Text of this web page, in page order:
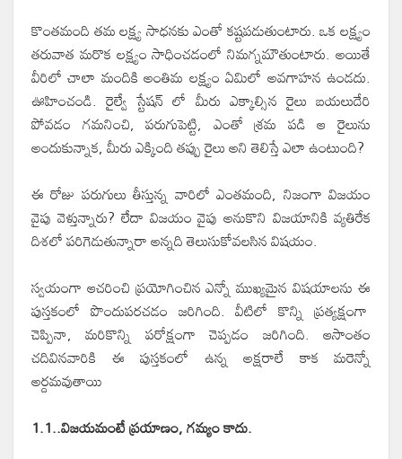
కొంతమంది తమ లక్ష్య సాధనకు ఎంతో కష్టపడుతుంటారు. ఒక లక్ష్యం
తరువాత మరొక లక్ష్యం సాధించడంలో నిమగ్నమౌతుంటారు. అయితే
వీరిలో చాలా మందికి అంతిమ లక్ష్యం ఏమిలో అవగాహన ఉండదు.
ఊహించండి. రైల్వే స్టేషన్ లో మీరు ఎక్కాల్సిన రైలు బయలుదేరి
పోవడం గమనించి, పరుగుపెట్టి, ఎంతో శ్రమ పడి ఆ రైలును
అందుకున్నాక, మీరు ఎక్కింది తప్పు రైలు అని తెలిస్తే ఎలా ఉంటుంది?
ఈ రోజు పరుగులు తీస్తున్న వారిలో ఎంతమంది, నిజంగా విజయం
వైపు వెళ్తున్నారు? లేదా విజయం వైపు అనుకొని విజయానికి వ్యతిరేక
దిశలో పరిగెడుతున్నారా అన్నది తెలుసుకోవలసిన విషయం.
స్వయంగా ఆచరించి ప్రయోగించిన ఎన్నో ముఖ్యమైన విషయాలను ఈ
పుస్తకంలో పొందుపరచడం జరిగింది. వీటిలో కొన్ని ప్రత్యక్షంగా
చెప్పినా, మరికొన్ని పరోక్షంగా చెప్పడం జరిగింది. ఆసాంతం
చదివినవారికి ఈ పుస్తకంలో ఉన్న అక్షరాలే కాక మరెన్నో
అర్దమవుతాయి
1.1..విజయమంటే ప్రయాణం, గమ్యం కాదు.